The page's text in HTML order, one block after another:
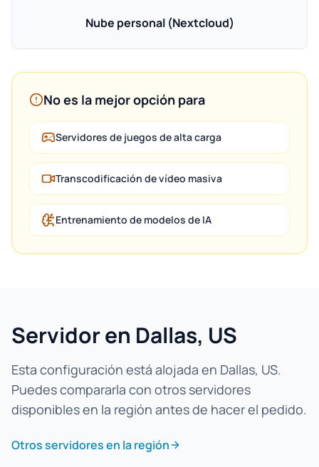
Nube personal (Nextcloud)
No es la mejor opción para
Servidores de juegos de alta carga
Transcodificación de vídeo masiva
Entrenamiento de modelos de IA
Servidor en Dallas, US
Esta configuración está alojada en Dallas, US.
Puedes compararla con otros servidores
disponibles en la región antes de hacer el pedido.
Otros servidores en la región